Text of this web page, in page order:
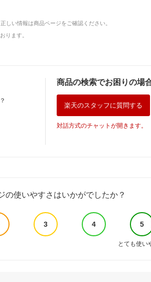
しい情報は商品ページをご確認ください。
ります。
商品の検索でお困りの場
楽天のスタッフに質問する
対話方式のチャットが開きます。
の使いやすさはいかがでしたか？
3 4 5
とても使い